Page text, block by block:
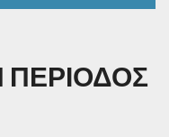
ΠΕΡΙΟΔΟΣ